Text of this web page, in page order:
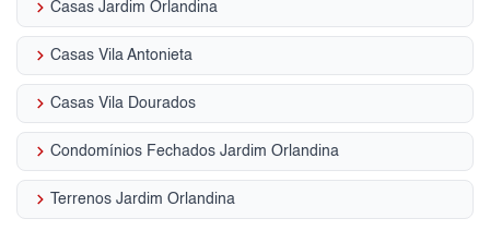
keyboard_arrow_right Casas Jardim Orlandina
keyboard_arrow_right Casas Vila Antonieta
keyboard_arrow_right Casas Vila Dourados
keyboard_arrow_right Condomínios Fechados Jardim Orlandina
keyboard_arrow_right Terrenos Jardim Orlandina